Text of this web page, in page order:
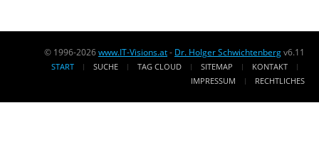
© 1996-2026www.IT-Visions.at- Dr. Holger Schwichtenbergv6.11
START SUCHE TAG CLOUD SITEMAP
KONTAKT
IMPRESSUM
RECHTLICHES